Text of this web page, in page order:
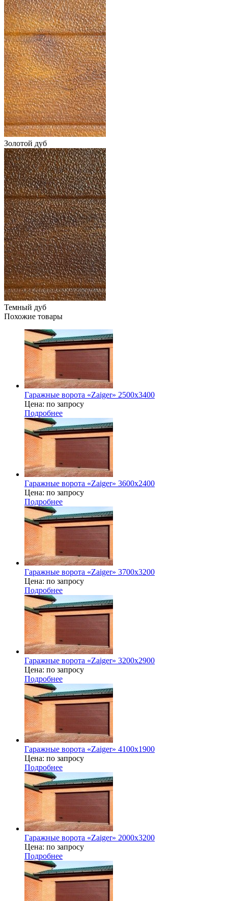
Золотой дуб
Темный дуб
Похожие товары
Гаражные ворота «Zaiger» 2500х3400
Цена: по запросу
Подробнее
Гаражные ворота «Zaiger» 3600х2400
Цена: по запросу
Подробнее
Гаражные ворота «Zaiger» 3700x3200
Цена: по запросу
Подробнее
Гаражные ворота «Zaiger» 3200x2900
Цена: по запросу
Подробнее
Гаражные ворота «Zaiger» 4100х1900
Цена: по запросу
Подробнее
Гаражные ворота «Zaiger» 2000x3200
Цена: по запросу
Подробнее